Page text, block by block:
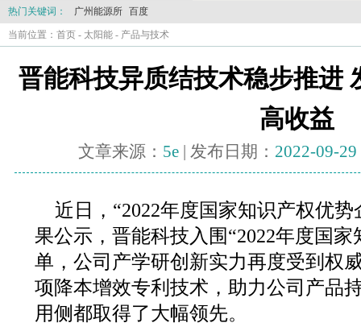
热门关键词： 广州能源所 百度
当前位置： 首页 - 太阳能 - 产品与技术
晋能科技异质结技术稳步推进
高收益
文章来源： 5e | 发布日期： 2022-09-29
近日，“2022年度国家知识产权优
果公示，晋能科技入围“2022年度国
单，公司产学研创新实力再度受到权
项降本增效专利技术，助力公司产品
用侧都取得了大幅领先。